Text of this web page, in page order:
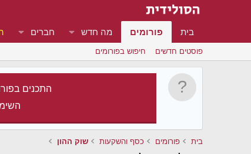
בית פורומים מה חדש חברים
פוסטים חדשים חיפוש בפורומים
התכנים
בית פורומים כסף והשקעות שוק ההון